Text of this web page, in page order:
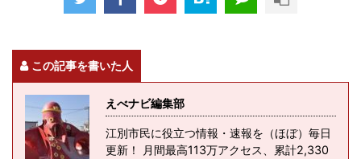
この記事を書いた人
えべナビ編集部
江別市民に役立つ情報・速報を（ほぼ）毎日
更新！ 月間最高113万アクセス、累計2,330